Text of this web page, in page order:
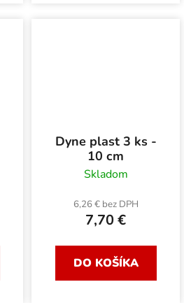
Dyne plast 3 ks -
10 cm
Skladom
6,26 € bez DPH
7,70 €
DO KOŠÍKA